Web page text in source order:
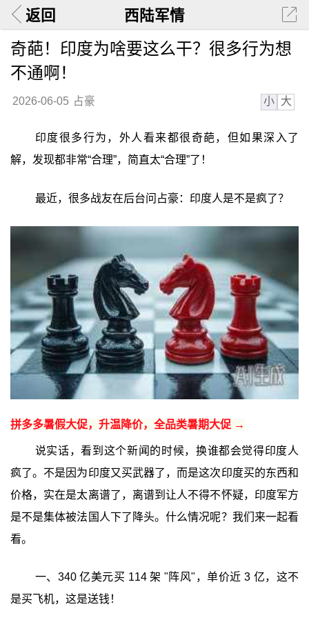
返回 西陆军情
奇葩！印度为啥要这么干？很多行为想
不通啊！
2026-06-05 占豪 小 大
印度很多行为，外人看来都很奇葩，但如果深入了
解，发现都非常“合理”，简直太“合理”了！
最近，很多战友在后台问占豪：印度人是不是疯了？
拼多多暑假大促，升温降价，全品类暑期大促 →
说实话，看到这个新闻的时候，换谁都会觉得印度人
疯了。不是因为印度又买武器了，而是这次印度买的东西和
价格，实在是太离谱了，离谱到让人不得不怀疑，印度军方
是不是集体被法国人下了降头。什么情况呢？我们来一起看
看。
一、340 亿美元买 114 架 "阵风"，单价近 3 亿，这不
是买飞机，这是送钱！